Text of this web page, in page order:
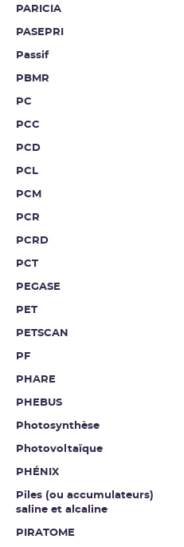
PARICIA
PASEPRI
Passif
PBMR
PC
PCC
PCD
PCL
PCM
PCR
PCRD
PCT
PEGASE
PET
PETSCAN
PF
PHARE
PHEBUS
Photosynthèse
Photovoltaïque
PHÉNIX
Piles (ou accumulateurs)
saline et alcaline
PIRATOME